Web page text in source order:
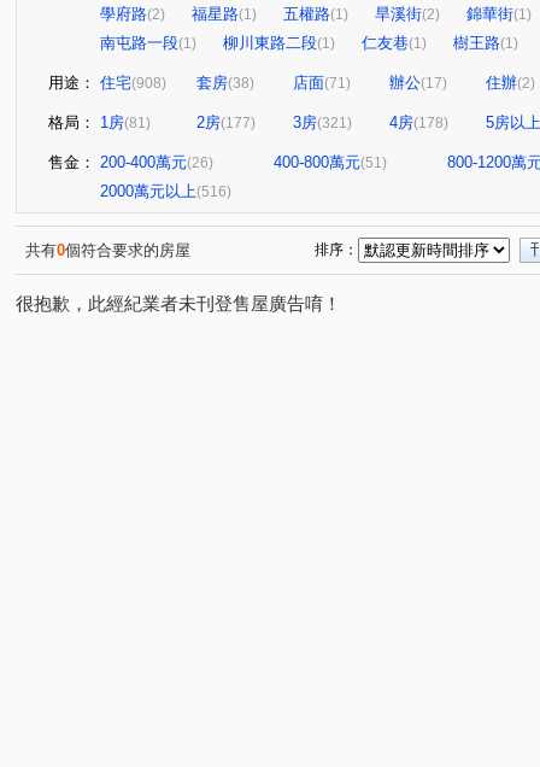
學府路(2) 福星路(1) 五權路(1) 旱溪街(2) 錦華街(1)
南屯路一段(1) 柳川東路二段(1) 仁友巷(1) 樹王路(1)
用途： 住宅(908) 套房(38) 店面(71) 辦公(17) 住辦(2)
格局： 1房(81) 2房(177) 3房(321) 4房(178) 5房以上
售金： 200-400萬元(26) 400-800萬元(51)
800-1200萬
2000萬元以上(516)
共有0個符合要求的房屋 排序：
很抱歉，此經紀業者未刊登售屋廣告唷！